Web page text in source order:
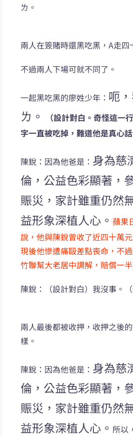
ㄌ。
兩人在簽賭時還黑吃黑，A走四
不過兩人下場可就不同了。
一起黑吃黑的廖姓少年： 呃
ㄌ。
（設計對白。奇怪這一
字一直被吃掉，難道他是真心話
陳銳：因為他爸是： 身為慈
倫，公益色彩顯著，
賑災，家計雖重仍然
益形象深植人心。蘋果
說，他與陳銳曾收了近四十萬
現後他慘遭痛毆差點喪命，不
竹聯幫大老居中調解，賠償一
陳銳：（設計對白）我沒事。（
兩人最後都被收押，收押之後
樣。
陳銳：因為他爸是： 身為慈
倫，公益色彩顯著，
賑災，家計雖重仍然
益形象深植人心。 所以